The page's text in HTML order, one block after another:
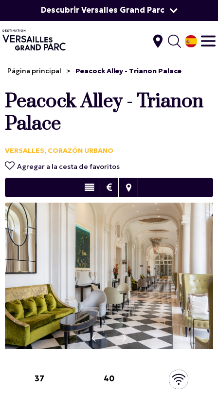
Descubrir Versalles Grand Parc
Página principal > Peacock Alley - Trianon Palace
Peacock Alley - Trianon
Palace
VERSALLES, CORAZÓN URBANO
Agregar a la cesta de favoritos
37 40